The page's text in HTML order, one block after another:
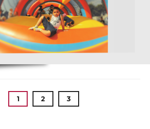
1 2 3